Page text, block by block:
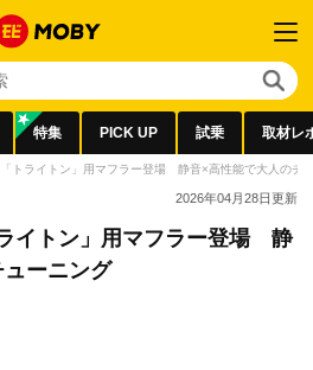
特集 PICK UP 試乗 取材レ
トライトン」用マフラー登場 静音×高性能で大人のチ
2026年04月28日更新
イトン」用マフラー登場 静
ーニング